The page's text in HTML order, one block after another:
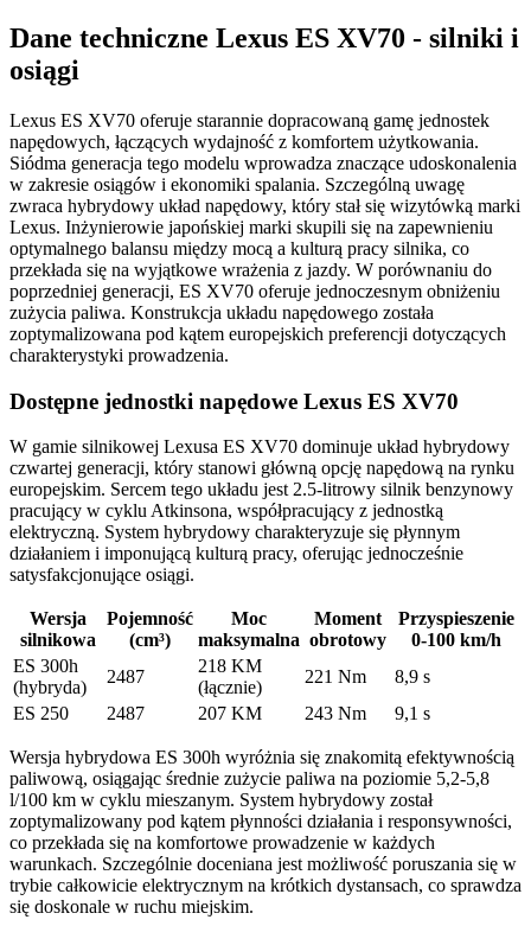
Dane techniczne Lexus ES XV70 - silniki i
osiągi
Lexus ES XV70 oferuje starannie dopracowaną gamę jednostek
napędowych, łączących wydajność z komfortem użytkowania.
Siódma generacja tego modelu wprowadza znaczące udoskonalenia
w zakresie osiągów i ekonomiki spalania. Szczególną uwagę
zwraca hybrydowy układ napędowy, który stał się wizytówką marki
Lexus. Inżynierowie japońskiej marki skupili się na zapewnieniu
optymalnego balansu między mocą a kulturą pracy silnika, co
przekłada się na wyjątkowe wrażenia z jazdy. W porównaniu do
poprzedniej generacji, ES XV70 oferuje jednoczesnym obniżeniu
zużycia paliwa. Konstrukcja układu napędowego została
zoptymalizowana pod kątem europejskich preferencji dotyczących
charakterystyki prowadzenia.
Dostępne jednostki napędowe Lexus ES XV70
W gamie silnikowej Lexusa ES XV70 dominuje układ hybrydowy
czwartej generacji, który stanowi główną opcję napędową na rynku
europejskim. Sercem tego układu jest 2.5-litrowy silnik benzynowy
pracujący w cyklu Atkinsona, współpracujący z jednostką
elektryczną. System hybrydowy charakteryzuje się płynnym
działaniem i imponującą kulturą pracy, oferując jednocześnie
satysfakcjonujące osiągi.
Wersja
silnikowa
Pojemność
(cm³)
Moc
maksymalna
Moment
obrotowy
Przyspieszenie
0-100 km/h
ES 300h
(hybryda)
2487
218 KM
(łącznie)
221 Nm
8,9 s
ES 250
2487 207 KM 243 Nm 9,1 s
Wersja hybrydowa ES 300h wyróżnia się znakomitą efektywnością
paliwową, osiągając średnie zużycie paliwa na poziomie 5,2-5,8
l/100 km w cyklu mieszanym. System hybrydowy został
zoptymalizowany pod kątem płynności działania i responsywności,
co przekłada się na komfortowe prowadzenie w każdych
warunkach. Szczególnie doceniana jest możliwość poruszania się w
trybie całkowicie elektrycznym na krótkich dystansach, co sprawdza
się doskonale w ruchu miejskim.